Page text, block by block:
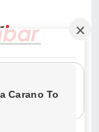
untuk Nabi.
untuk Nabi dan
(Qs. Al